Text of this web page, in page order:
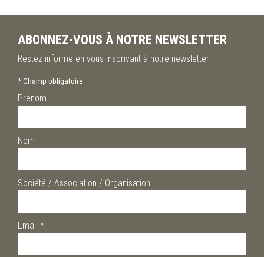
ABONNEZ-VOUS À NOTRE NEWSLETTER
Restez informé en vous inscrivant à notre newsletter
*Champ obligatoire
Prénom
Nom
Société / Association / Organisation
Email *